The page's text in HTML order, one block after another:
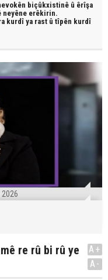
biçûkxistinê û êrîşa
neyêne erêkirin.
kurdî ya rast û tîpên kurdî
2026
re rû bi rû ye
A+
A-